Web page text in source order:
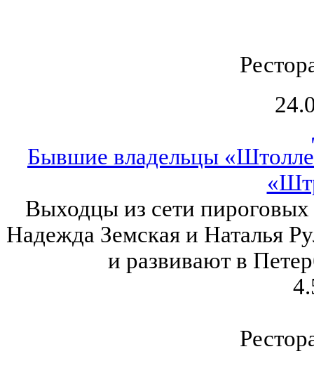
Бывшие владельцы
Выходцы из сети
Надежда Земская и Наталья
и развивают в